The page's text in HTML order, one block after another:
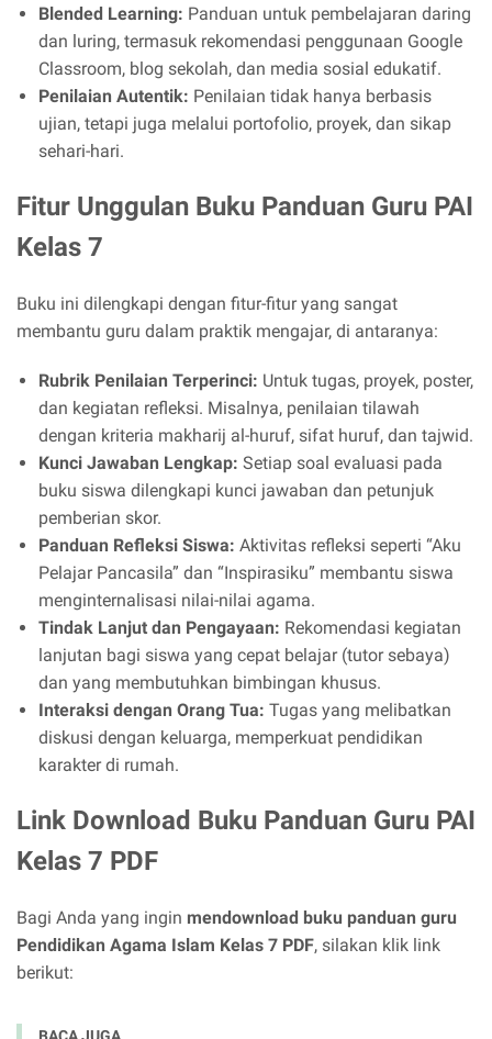
Blended Learning: Panduan untuk pembelajaran daring
dan luring, termasuk rekomendasi penggunaan Google
Classroom, blog sekolah, dan media sosial edukatif.
Penilaian Autentik: Penilaian tidak hanya berbasis
ujian, tetapi juga melalui portofolio, proyek, dan sikap
sehari-hari.
Fitur Unggulan Buku Panduan Guru PAI
Kelas 7
Buku ini dilengkapi dengan fitur-fitur yang sangat
membantu guru dalam praktik mengajar, di antaranya:
Rubrik Penilaian Terperinci: Untuk tugas, proyek, poster,
dan kegiatan refleksi. Misalnya, penilaian tilawah
dengan kriteria makharij al-huruf, sifat huruf, dan tajwid.
Kunci Jawaban Lengkap: Setiap soal evaluasi pada
buku siswa dilengkapi kunci jawaban dan petunjuk
pemberian skor.
Panduan Refleksi Siswa: Aktivitas refleksi seperti “Aku
Pelajar Pancasila” dan “Inspirasiku” membantu siswa
menginternalisasi nilai-nilai agama.
Tindak Lanjut dan Pengayaan: Rekomendasi kegiatan
lanjutan bagi siswa yang cepat belajar (tutor sebaya)
dan yang membutuhkan bimbingan khusus.
Interaksi dengan Orang Tua: Tugas yang melibatkan
diskusi dengan keluarga, memperkuat pendidikan
karakter di rumah.
Link Download Buku Panduan Guru PAI
Kelas 7 PDF
Bagi Anda yang ingin mendownload buku panduan guru
Pendidikan Agama Islam Kelas 7 PDF, silakan klik link
berikut: